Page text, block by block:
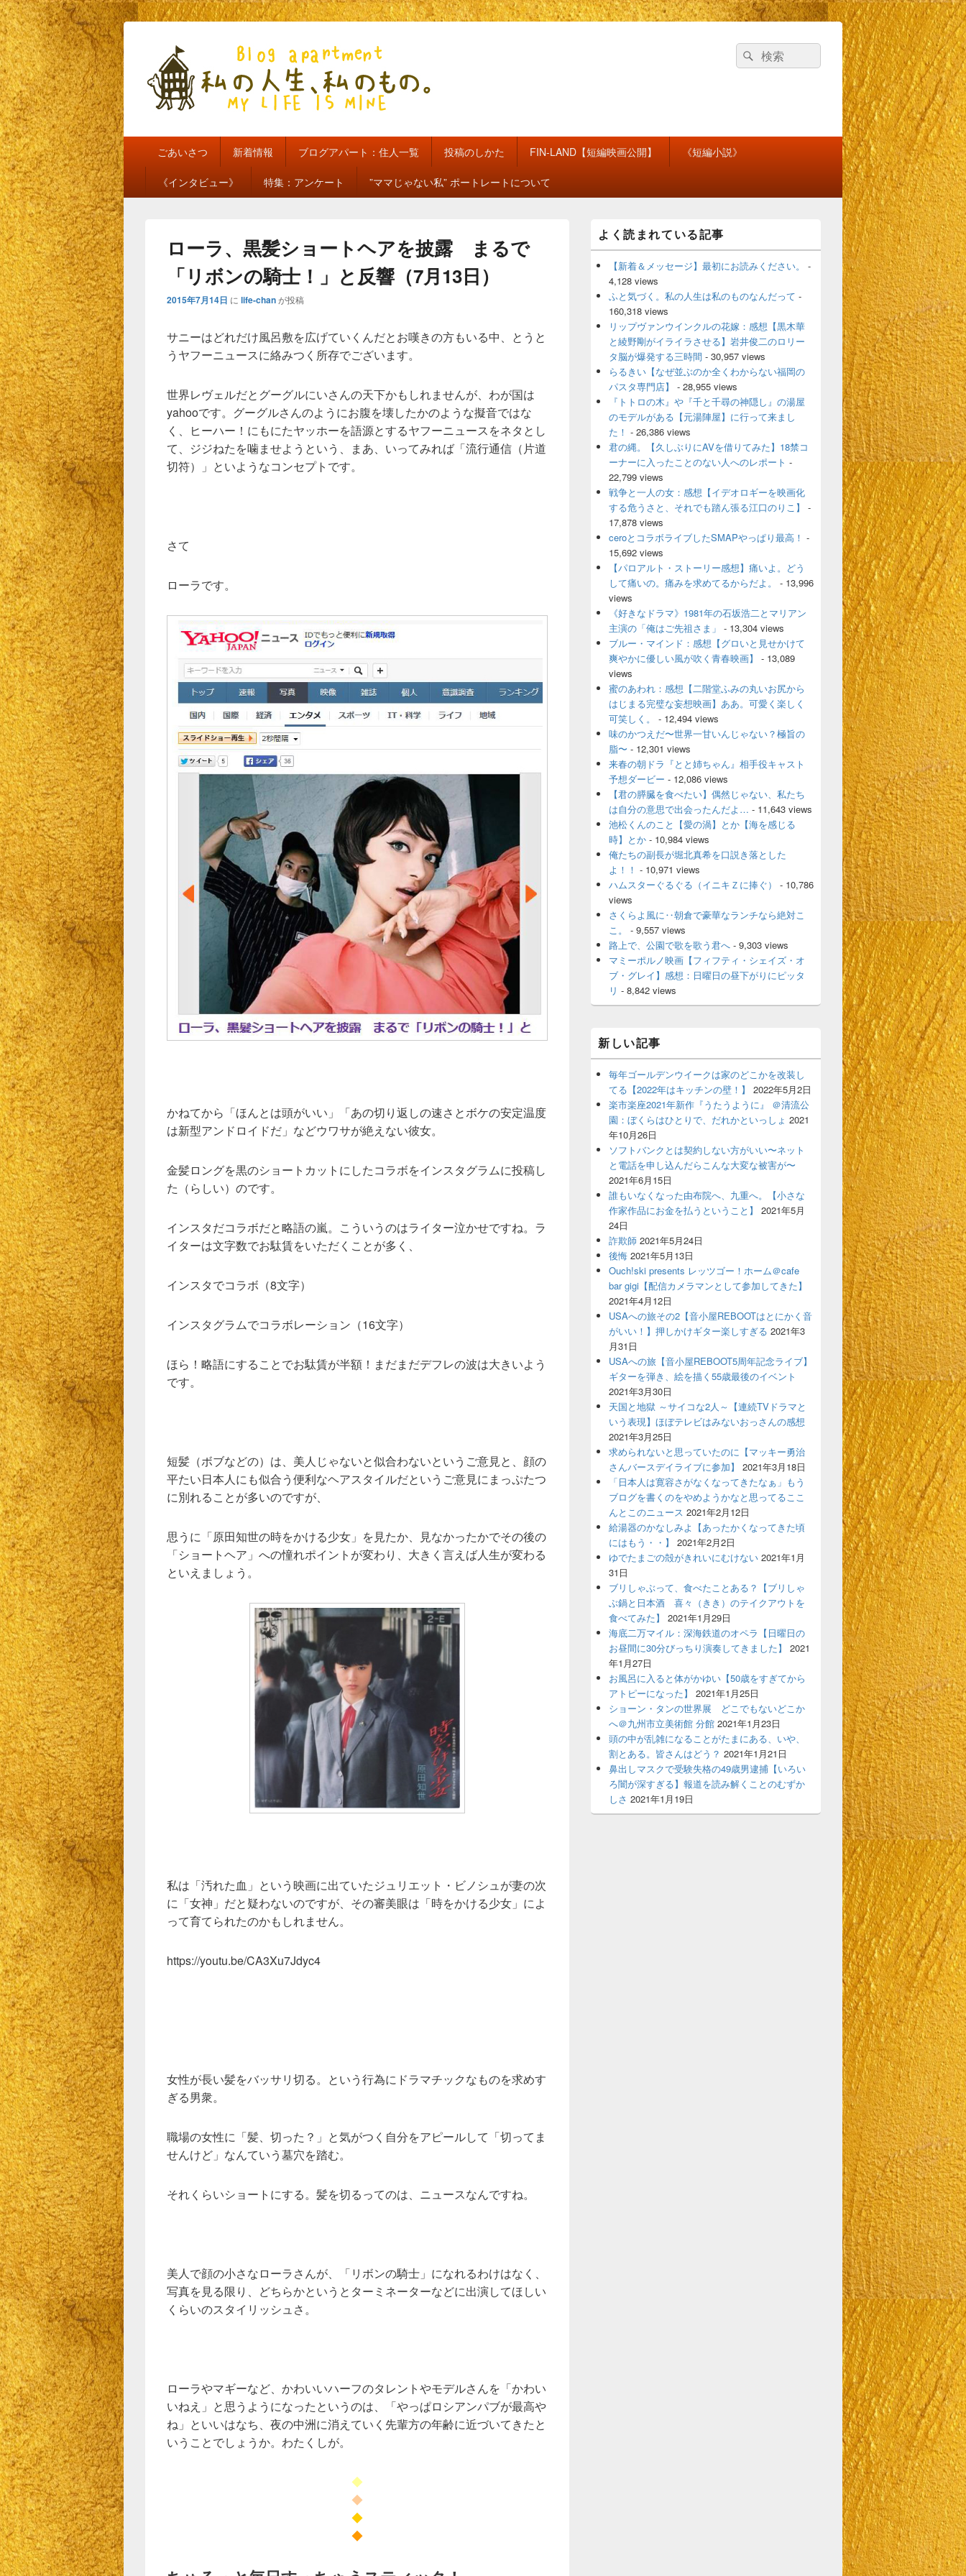
私の人生、私のもの。【新館】
検
索
検
索
メ
イ
ン
メ
ニ
ュ
ー
ごあいさつ 新着情報 ブログアパート：住人一覧 投稿のしかた FIN-LAND【短編映画公開】 《短編小説》
《インタビュー》 特集：アンケート ”ママじゃない私” ポートレートについて
ローラ、黒髪ショートヘアを披露 まるで
「リボンの騎士！」と反響（7月13日）
2015年7月14日 に life-chanが投稿
サニーはどれだけ風呂敷を広げていくんだとお嘆きの方もいる中、とうと
うヤフーニュースに絡みつく所存でございます。
世界レヴェルだとグーグルにいさんの天下かもしれませんが、わが国は
yahooです。グーグルさんのようにお腹を壊したかのような擬音ではな
く、ヒーハー！にもにたヤッホーを語源とするヤフーニュースをネタとし
て、ジジねたを噛ませようという、まあ、いってみれば「流行通信（片道
切符）」といようなコンセプトです。
さて
ローラです。
かねてから「ほんとは頭がいい」「あの切り返しの速さとボケの安定温度
は新型アンドロイドだ」などウワサが絶えない彼女。
金髪ロングを黒のショートカットにしたコラボをインスタグラムに投稿し
た（らしい）のです。
インスタだコラボだと略語の嵐。こういうのはライター泣かせですね。ラ
イターは文字数でお駄賃をいただくことが多く、
インスタでコラボ（8文字）
インスタグラムでコラボレーション（16文字）
ほら！略語にすることでお駄賃が半額！まだまだデフレの波は大きいよう
です。
短髪（ボブなどの）は、美人じゃないと似合わないというご意見と、顔の
平たい日本人にも似合う便利なヘアスタイルだというご意見にまっぷたつ
に別れることが多いのですが、
思うに「原田知世の時をかける少女」を見たか、見なかったかでその後の
「ショートヘア」への憧れポイントが変わり、大きく言えば人生が変わる
といえましょう。
私は「汚れた血」という映画に出ていたジュリエット・ビノシュが妻の次
に「女神」だと疑わないのですが、その審美眼は「時をかける少女」によ
って育てられたのかもしれません。
https://youtu.be/CA3Xu7Jdyc4
女性が長い髪をバッサリ切る。という行為にドラマチックなものを求めす
ぎる男衆。
職場の女性に「髪、切った？」と気がつく自分をアピールして「切ってま
せんけど」なんていう墓穴を踏む。
それくらいショートにする。髪を切るってのは、ニュースなんですね。
美人で顔の小さなローラさんが、「リボンの騎士」になれるわけはなく、
写真を見る限り、どちらかというとターミネーターなどに出演してほしい
くらいのスタイリッシュさ。
ローラやマギーなど、かわいいハーフのタレントやモデルさんを「かわい
いねえ」と思うようになったというのは、「やっぱロシアンパブが最高や
ね」といいはなち、夜の中洲に消えていく先輩方の年齢に近づいてきたと
いうことでしょうか。わたくしが。
◆
◆
◆
◆
ン
サ
バ
ウ
ェ
エ
よく読まれている記事
【新着＆メッセージ】最初にお読みください。
-
4,128 views
ふと気づく。私の人生は私のものなんだって -
160,318 views
リップヴァンウインクルの花嫁：感想【黒木華
と綾野剛がイライラさせる】岩井俊二のロリー
タ脳が爆発する三時間 - 30,957 views
らるきい【なぜ並ぶのか全くわからない福岡の
パスタ専門店】
- 28,955 views
『トトロの木』や『千と千尋の神隠し』の湯屋
のモデルがある【元湯陣屋】に行って来まし
た！ - 26,386 views
君の縄。【久しぶりにAVを借りてみた】18禁コ
ーナーに入ったことのない人へのレポート -
22,799 views
戦争と一人の女：感想【イデオロギーを映画化
する危うさと、それでも踏ん張る江口のりこ】
-
17,878 views
ceroとコラボライブしたSMAPやっぱり最高！ -
15,692 views
【パロアルト・ストーリー感想】痛いよ。どう
して痛いの。痛みを求めてるからだよ。
- 13,996
views
《好きなドラマ》1981年の石坂浩二とマリアン
主演の「俺はご先祖さま」 - 13,304 views
ブルー・マインド：感想【グロいと見せかけて
爽やかに優しい風が吹く青春映画】
- 13,089
views
蜜のあわれ：感想【二階堂ふみの丸いお尻から
はじまる完璧な妄想映画】ああ。可愛く楽しく
可笑しく。
- 12,494 views
味のかつえだ〜世界一甘いんじゃない？極旨の
脂〜 - 12,301 views
来春の朝ドラ『とと姉ちゃん』相手役キャスト
予想ダービー - 12,086 views
【君の膵臓を食べたい】偶然じゃない、私たち
は自分の意思で出会ったんだよ… - 11,643 views
池松くんのこと【愛の渦】とか【海を感じる
時】とか - 10,984 views
俺たちの副長が堀北真希を口説き落とした
よ！！ - 10,971 views
ハムスターぐるぐる（イニキＺに捧ぐ）
- 10,786
views
さくらよ風に‥朝倉で豪華なランチなら絶対こ
こ。
- 9,557 views
路上で、公園で歌を歌う君へ - 9,303 views
マミーポルノ映画【フィフティ・シェイズ・オ
ブ・グレイ】感想：日曜日の昼下がりにピッタ
リ - 8,842 views
新しい記事
毎年ゴールデンウイークは家のどこかを改装し
てる【2022年はキッチンの壁！】
2022年5月2日
楽市楽座2021年新作『うたうように』 ＠清流公
園：ぼくらはひとりで、だれかといっしょ 2021
年10月26日
ソフトバンクとは契約しない方がいい〜ネット
と電話を申し込んだらこんな大変な被害が〜
2021年6月15日
誰もいなくなった由布院へ、九重へ。【小さな
作家作品にお金を払うということ】
2021年5月
24日
詐欺師 2021年5月24日
後悔 2021年5月13日
Ouch!ski presents レッツゴー！ホーム＠cafe
bar gigi【配信カメラマンとして参加してきた】
2021年4月12日
USAへの旅その2【音小屋REBOOTはとにかく音
がいい！】押しかけギター楽しすぎる 2021年3
月31日
USAへの旅【音小屋REBOOT5周年記念ライブ】
ギターを弾き、絵を描く55歳最後のイベント
2021年3月30日
天国と地獄 ～サイコな2人～【連続TVドラマと
いう表現】ほぼテレビはみないおっさんの感想
2021年3月25日
求められないと思っていたのに【マッキー勇治
さんバースデイライブに参加】
2021年3月18日
「日本人は寛容さがなくなってきたなぁ」もう
ブログを書くのをやめようかなと思ってるここ
んとこのニュース 2021年2月12日
給湯器のかなしみよ【あったかくなってきた頃
にはもう・・】
2021年2月2日
ゆでたまごの殻がきれいにむけない 2021年1月
31日
ブリしゃぶって、食べたことある？【ブリしゃ
ぶ鍋と日本酒 喜々（きき）のテイクアウトを
食べてみた】
2021年1月29日
海底二万マイル：深海鉄道のオペラ【日曜日の
お昼間に30分びっちり演奏してきました】
2021
年1月27日
お風呂に入ると体がかゆい【50歳をすぎてから
アトピーになった】
2021年1月25日
ショーン・タンの世界展 どこでもないどこか
へ＠九州市立美術館 分館 2021年1月23日
頭の中が乱雑になることがたまにある、いや、
割とある。皆さんはどう？ 2021年1月21日
鼻出しマスクで受験失格の49歳男逮捕【いろい
ろ闇が深すぎる】報道を読み解くことのむずか
しさ 2021年1月19日